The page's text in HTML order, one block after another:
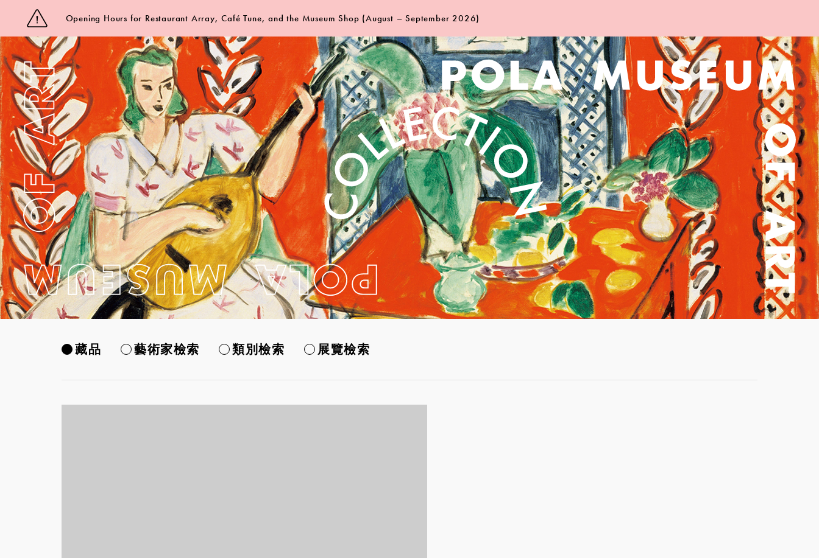
Opening Hours for Restaurant Array, Café Tune, and the Museum Shop (August – September 2026)
藏品 藝術家檢索 類別檢索 展覽檢索